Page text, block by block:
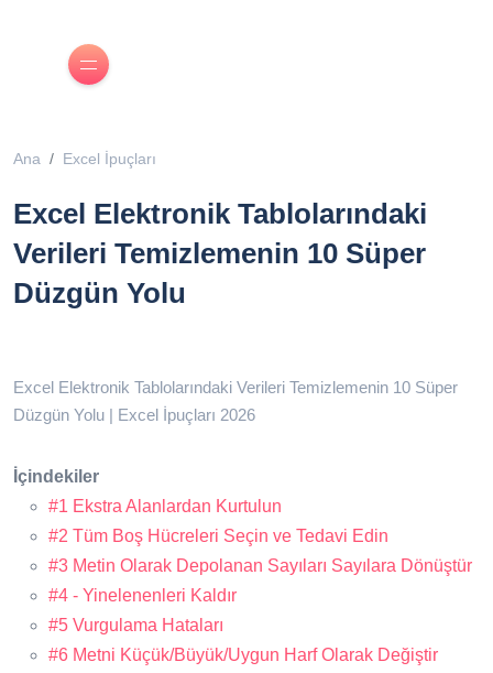
Ana Excel İpuçları
Excel Elektronik Tablolarındaki
Verileri Temizlemenin 10 Süper
Düzgün Yolu
Excel Elektronik Tablolarındaki Verileri Temizlemenin 10 Süper
Düzgün Yolu | Excel İpuçları 2026
İçindekiler
#1 Ekstra Alanlardan Kurtulun
#2 Tüm Boş Hücreleri Seçin ve Tedavi Edin
#3 Metin Olarak Depolanan Sayıları Sayılara Dönüştür
#4 - Yinelenenleri Kaldır
#5 Vurgulama Hataları
#6 Metni Küçük/Büyük/Uygun Harf Olarak Değiştir